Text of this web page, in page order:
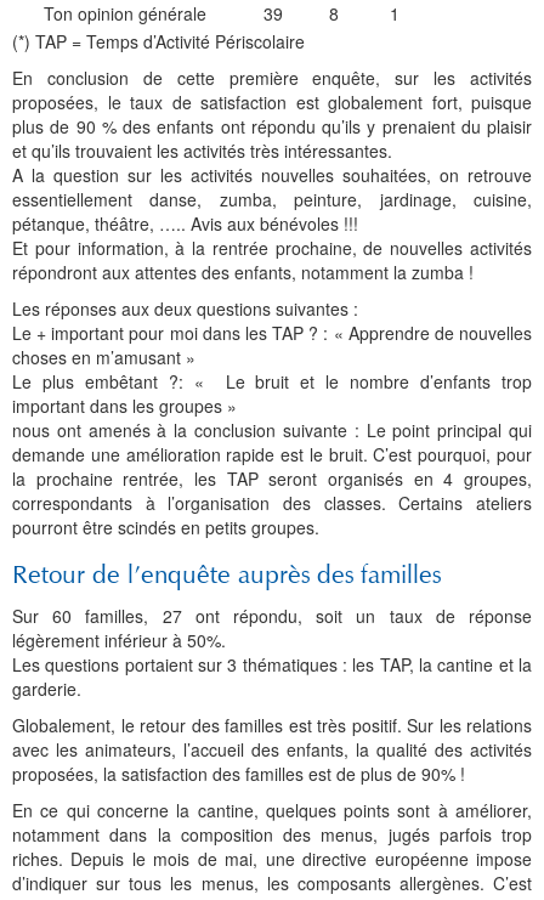
Ton opinion générale
39 8
1
(*) TAP = Temps d’Activité Périscolaire
En conclusion de cette première enquête, sur les activités
proposées, le taux de satisfaction est globalement fort, puisque
plus de 90 % des enfants ont répondu qu’ils y prenaient du plaisir
et qu’ils trouvaient les activités très intéressantes.
A la question sur les activités nouvelles souhaitées, on retrouve
essentiellement danse, zumba, peinture, jardinage, cuisine,
pétanque, théâtre, ….. Avis aux bénévoles !!!
Et pour information, à la rentrée prochaine, de nouvelles activités
répondront aux attentes des enfants, notamment la zumba !
Les réponses aux deux questions suivantes :
Le + important pour moi dans les TAP ? : « Apprendre de nouvelles
choses en m’amusant »
Le plus embêtant ?: « Le bruit et le nombre d’enfants trop
important dans les groupes »
nous ont amenés à la conclusion suivante : Le point principal qui
demande une amélioration rapide est le bruit. C’est pourquoi, pour
la prochaine rentrée, les TAP seront organisés en 4 groupes,
correspondants à l’organisation des classes. Certains ateliers
pourront être scindés en petits groupes.
Retour de l’enquête auprès des familles
Sur 60 familles, 27 ont répondu, soit un taux de réponse
légèrement inférieur à 50%.
Les questions portaient sur 3 thématiques : les TAP, la cantine et la
garderie.
Globalement, le retour des familles est très positif. Sur les relations
avec les animateurs, l’accueil des enfants, la qualité des activités
proposées, la satisfaction des familles est de plus de 90% !
En ce qui concerne la cantine, quelques points sont à améliorer,
notamment dans la composition des menus, jugés parfois trop
riches. Depuis le mois de mai, une directive européenne impose
d’indiquer sur tous les menus, les composants allergènes. C’est